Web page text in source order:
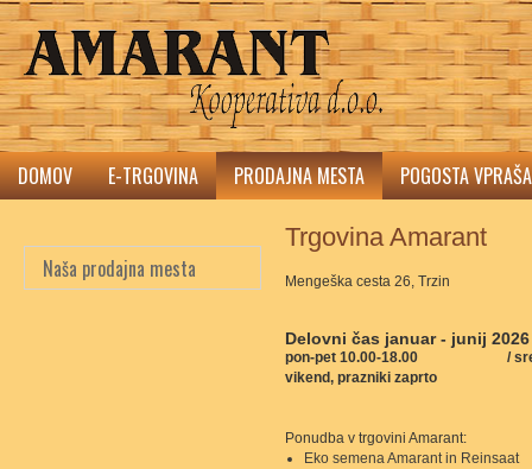
DOMOV E-TRGOVINA PRODAJNA MESTA POGOSTA
Naša prodajna mesta
Trgovina Amarant
Mengeška cesta 26, Trzin
Delovni čas januar - junij
pon-pet 10.00-18.00 / sreda-
vikend, prazniki zaprto
Ponudba v trgovini Amarant:
Eko semena Amarant in Reinsaat